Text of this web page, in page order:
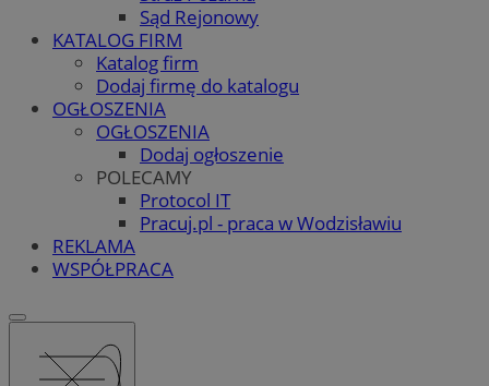
Sąd Rejonowy
KATALOG FIRM
Katalog firm
Dodaj firmę do katalogu
OGŁOSZENIA
OGŁOSZENIA
Dodaj ogłoszenie
POLECAMY
Protocol IT
Pracuj.pl - praca w Wodzisławiu
REKLAMA
WSPÓŁPRACA